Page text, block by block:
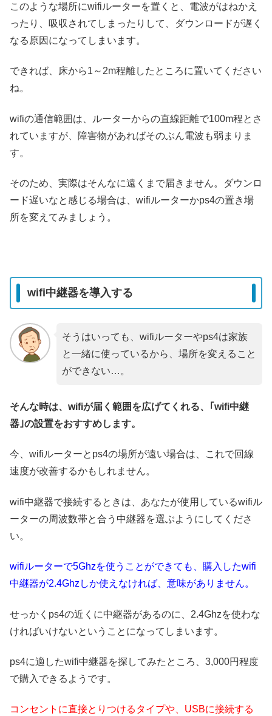
このような場所にwifiルーターを置くと、電波がはねかえ
ったり、吸収されてしまったりして、ダウンロードが遅く
なる原因になってしまいます。
できれば、床から1～2m程離したところに置いてください
ね。
wifiの通信範囲は、ルーターからの直線距離で100m程とさ
れていますが、障害物があればそのぶん電波も弱まりま
す。
そのため、実際はそんなに遠くまで届きません。ダウンロ
ード遅いなと感じる場合は、wifiルーターかps4の置き場
所を変えてみましょう。
wifi中継器を導入する
そうはいっても、wifiルーターやps4は家族
と一緒に使っているから、場所を変えること
ができない…。
そんな時は、wifiが届く範囲を広げてくれる、｢wifi中継
器｣の設置をおすすめします。
今、wifiルーターとps4の場所が遠い場合は、これで回線
速度が改善するかもしれません。
wifi中継器で接続するときは、あなたが使用しているwifiル
ーターの周波数帯と合う中継器を選ぶようにしてくださ
い。
wifiルーターで5Ghzを使うことができても、購入したwifi
中継器が2.4Ghzしか使えなければ、意味がありません。
せっかくps4の近くに中継器があるのに、2.4Ghzを使わな
ければいけないということになってしまいます。
ps4に適したwifi中継器を探してみたところ、3,000円程度
で購入できるようです。
コンセントに直接とりつけるタイプや、USBに接続する